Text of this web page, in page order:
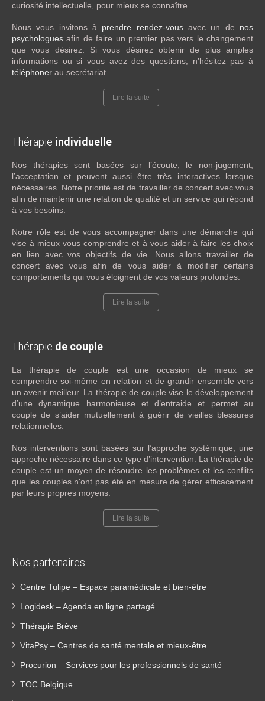
curiosité intellectuelle, pour mieux se connaître.
Nous vous invitons à prendre rendez-vousavec un de nos
psychologues afin de faire un premier pas vers le changement
que vous désirez. Si vous désirez obtenir de plus amples
informations ou si vous avez des questions, n’hésitez pas à
téléphoner au secrétariat.
Lire la suite
Thérapie individuelle
Nos thérapies sont basées sur l’écoute, le non-jugement,
l’acceptation et peuvent aussi être très interactives lorsque
nécessaires. Notre priorité est de travailler de concert avec vous
afin de maintenir une relation de qualité et un service qui répond
à vos besoins.
Notre rôle est de vous accompagner dans une démarche qui
vise à mieux vous comprendre et à vous aider à faire les choix
en lien avec vos objectifs de vie. Nous allons travailler de
concert avec vous afin de vous aider à modifier certains
comportements qui vous éloignent de vos valeurs profondes.
Lire la suite
Thérapie de couple
La thérapie de couple est une occasion de mieux se
comprendre soi-même en relation et de grandir ensemble vers
un avenir meilleur. La thérapie de couple vise le développement
d’une dynamique harmonieuse et d’entraide et permet au
couple de s’aider mutuellement à guérir de vieilles blessures
relationnelles.
Nos interventions sont basées sur l’approche systémique, une
approche nécessaire dans ce type d’intervention. La thérapie de
couple est un moyen de résoudre les problèmes et les conflits
que les couples n'ont pas été en mesure de gérer efficacement
par leurs propres moyens.
Lire la suite
Nos partenaires
Centre Tulipe – Espace paramédicale et bien-être
Logidesk – Agenda en ligne partagé
Thérapie Brève
VitaPsy – Centres de santé mentale et mieux-être
Procurion – Services pour les professionnels de santé
TOC Belgique